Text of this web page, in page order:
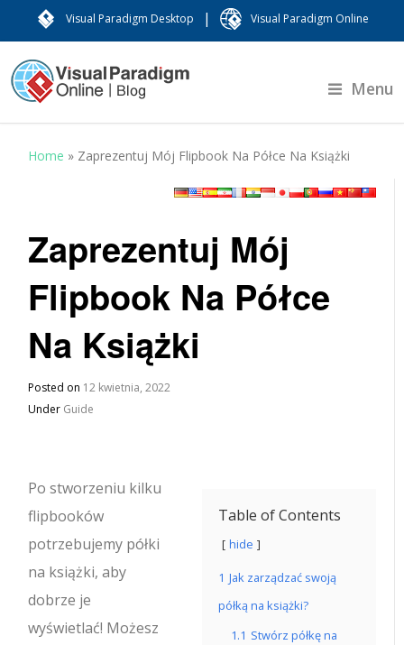
Visual Paradigm Desktop | Visual Paradigm Online
Menu
Home » Zaprezentuj Mój Flipbook Na Półce Na Książki
Zaprezentuj Mój
Flipbook Na Półce
Na Książki
Posted on 12 kwietnia, 2022
Under Guide
Table of Contents
hide
1 Jak zarządzać swoją
półką na książki?
1.1 Stwórz półkę na
Po stworzeniu kilku
flipbooków
potrzebujemy półki
na książki, aby
dobrze je
wyświetlać! Możesz